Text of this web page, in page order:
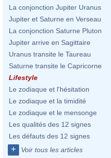
La conjonction Jupiter Uranus
Jupiter et Saturne en Verseau
La conjonction Saturne Pluton
Jupiter arrive en Sagittaire
Uranus transite le Taureau
Saturne transite le Capricorne
Lifestyle
Le zodiaque et l'hésitation
Le zodiaque et la timidité
Le zodiaque et le mensonge
Les qualités des 12 signes
Les défauts des 12 signes
+ Voir tous les articles